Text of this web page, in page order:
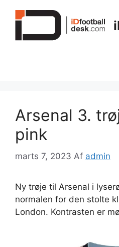
Arsenal 3.
pink
marts 7, 2023 Af admin
Ny trøje til Arsenal i
normalen for den stolte
London. Kontrasten er